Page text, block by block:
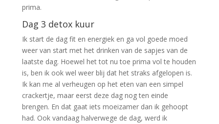
prima.
Dag 3 detox kuur
Ik start de dag fit en energiek en ga vol goede moed
weer van start met het drinken van de sapjes van de
laatste dag. Hoewel het tot nu toe prima vol te houden
is, ben ik ook wel weer blij dat het straks afgelopen is.
Ik kan me al verheugen op het eten van een simpel
crackertje, maar eerst deze dag nog ten einde
brengen. En dat gaat iets moeizamer dan ik gehoopt
had. Ook vandaag halverwege de dag, werd ik